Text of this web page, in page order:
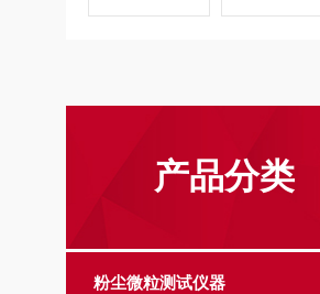
产品分类
粉尘微粒测试仪器